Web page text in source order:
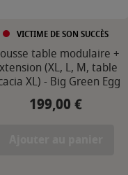
VICTIME DE SON SUCCÈS
table modulaire +
(XL, L, M, table
XL) - Big Green Egg
Prix
199,00 €